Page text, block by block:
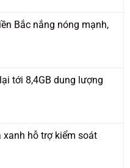
Bắc nắng nóng mạnh,
tới 8,4GB dung lượng
hỗ trợ kiểm soát